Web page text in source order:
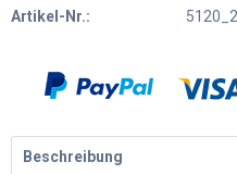
Artikel-Nr.:
Beschreibung